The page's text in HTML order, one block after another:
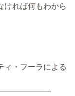
ければ何もわから
ィ・フーラによる